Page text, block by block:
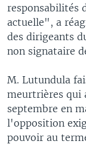
responsabilités
actuelle", a
des dirigeants
non signataire
M. Lutundula
meurtrières qui
septembre en
l'opposition
pouvoir au